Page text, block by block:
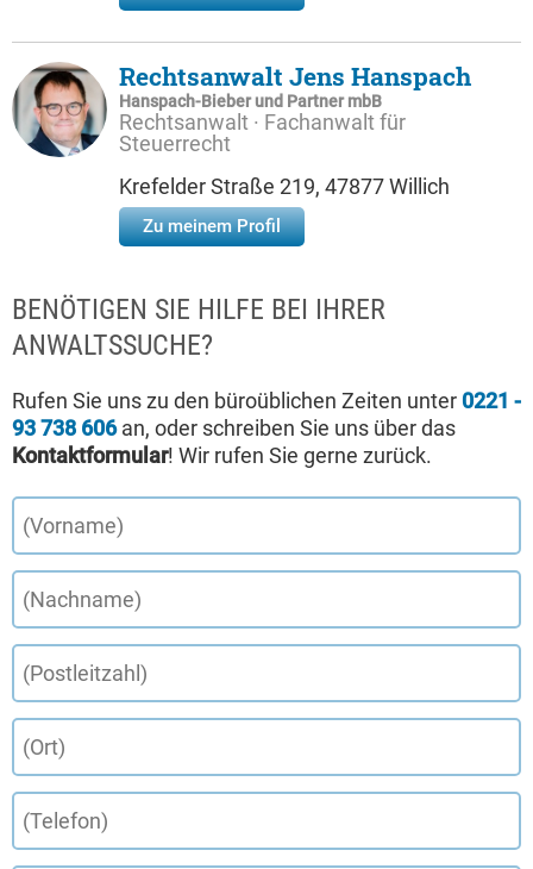
Rechtsanwalt Jens Hanspach
Hanspach-Bieber und Partner mbB
Rechtsanwalt · Fachanwalt für
Steuerrecht
Krefelder Straße 219, 47877 Willich
Zu meinem Profil
BENÖTIGEN SIE HILFE BEI IHRER
ANWALTSSUCHE?
Rufen Sie uns zu den büroüblichen Zeiten unter 0221 -
93 738 606an, oder schreiben Sie uns über das
Kontaktformular! Wir rufen Sie gerne zurück.